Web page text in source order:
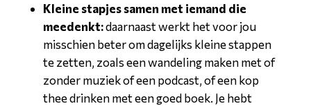
Kleine stapjes samen met iemand die
meedenkt:daarnaast werkt het voor jou
misschien beter om dagelijks kleine stappen
te zetten, zoals een wandeling maken met of
zonder muziek of een podcast, of een kop
thee drinken met een goed boek. Je hebt